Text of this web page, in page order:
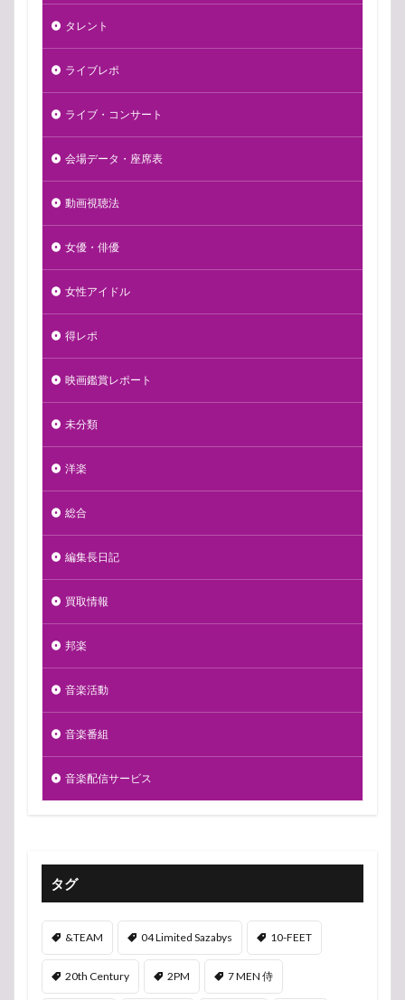
タレント
ライブレポ
ライブ・コンサート
会場データ・座席表
動画視聴法
女優・俳優
女性アイドル
得レポ
映画鑑賞レポート
未分類
洋楽
総合
編集長日記
買取情報
邦楽
音楽活動
音楽番組
音楽配信サービス
タグ
&TEAM 04 Limited Sazabys 10-FEET
20th Century 2PM 7 MEN 侍